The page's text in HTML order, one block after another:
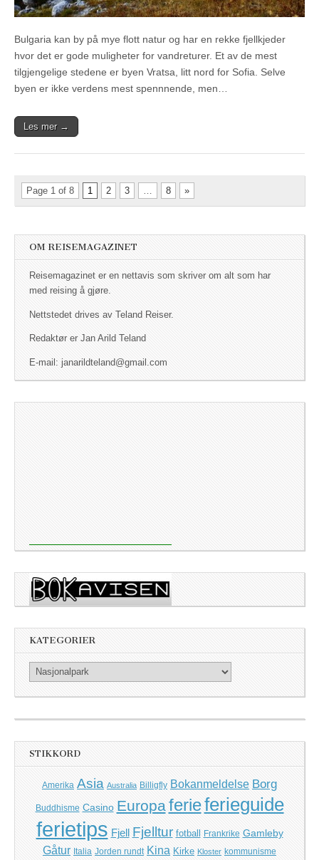
Bulgaria kan by på mye flott natur og har en rekke fjellkjeder
hvor det er gode muligheter for vandreturer. Et av de mest
tilgjengelige stedene er byen Vratsa, litt nord for Sofia. Selve
byen er ikke verdens mest spennnende, men…
Les mer →
Page 1 of 8 1 2 3 … 8 »
OM REISEMAGAZINET
Reisemagazinet er en nettavis som skriver om alt som har
med reising å gjøre.
Nettstedet drives av Teland Reiser.
Redaktør er Jan Arild Teland
E-mail: janarildteland@gmail.com
KATEGORIER
Kategorier
STIKKORD
Amerika Asia Australia Billigfly Bokanmeldelse Borg
Buddhisme Casino Europaferieferieguide
ferietips Fjell Fjelltur fotball Frankrike Gamleby
Gåtur Italia Jorden rundt Kina Kirke Kloster kommunisme